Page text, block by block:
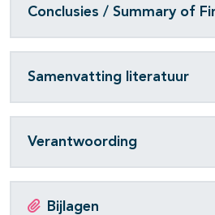
Conclusies / Summary of
Samenvatting literatuur
Verantwoording
Bijlagen